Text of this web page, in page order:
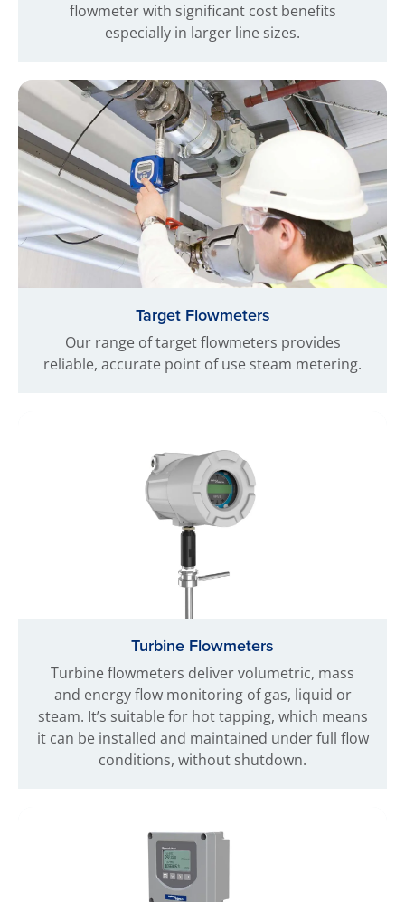
flowmeter with significant cost benefits
especially in larger line sizes.
Target Flowmeters
Our range of target flowmeters provides
reliable, accurate point of use steam metering.
Turbine Flowmeters
Turbine flowmeters deliver volumetric, mass
and energy flow monitoring of gas, liquid or
steam. It’s suitable for hot tapping, which means
it can be installed and maintained under full flow
conditions, without shutdown.